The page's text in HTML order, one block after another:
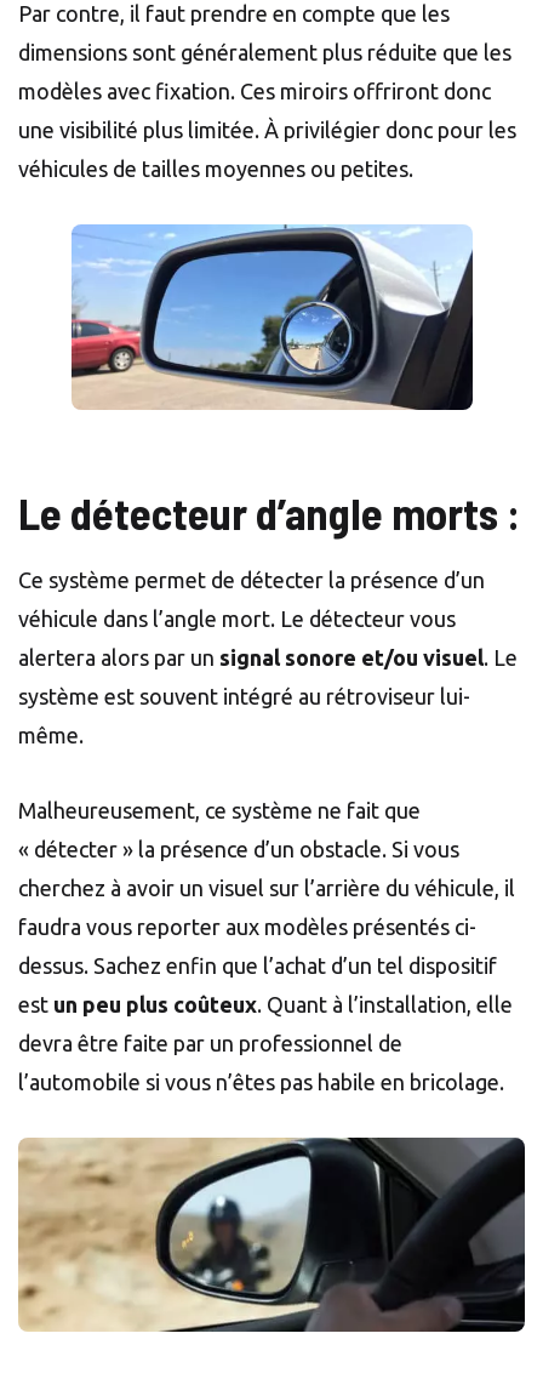
Par contre, il faut prendre en compte que les
dimensions sont généralement plus réduite que les
modèles avec fixation. Ces miroirs offriront donc
une visibilité plus limitée. À privilégier donc pour les
véhicules de tailles moyennes ou petites.
Le détecteur d’angle morts :
Ce système permet de détecter la présence d’un
véhicule dans l’angle mort. Le détecteur vous
alertera alors par un signal sonore et/ou visuel. Le
système est souvent intégré au rétroviseur lui-
même.
Malheureusement, ce système ne fait que
« détecter » la présence d’un obstacle. Si vous
cherchez à avoir un visuel sur l’arrière du véhicule, il
faudra vous reporter aux modèles présentés ci-
dessus. Sachez enfin que l’achat d’un tel dispositif
est un peu plus coûteux. Quant à l’installation, elle
devra être faite par un professionnel de
l’automobile si vous n’êtes pas habile en bricolage.